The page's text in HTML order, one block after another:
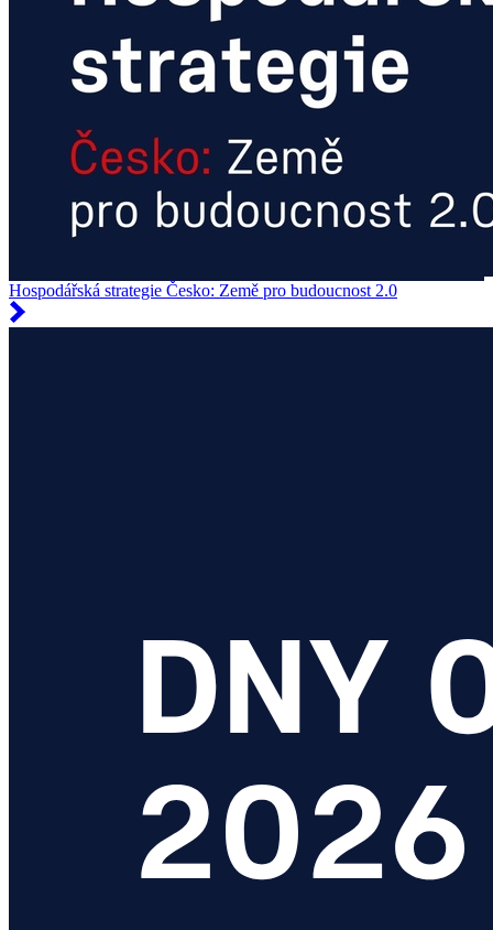
Hospodářská strategie Česko: Země pro budoucnost 2.0